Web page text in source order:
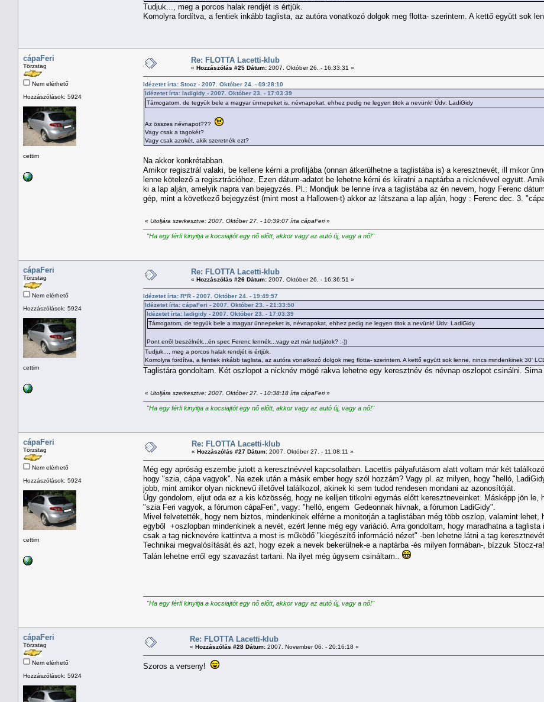
Tudjuk..., meg a porcos halak rendjét is értjük.
Komolyra fordítva, a fentiek inkább taglista, az autóra vonatkozó dolgok meg flotta- szerintem. A kettő együtt sok
cápaFeri
Törzstag
Nem elérhető
Hozzászólások: 5924
cettim
Re: FLOTTA Lacetti-klub
« Hozzászólás #25 Dátum: 2007. Október 26. - 16:33:31 »
Idézetet írta: Stocz - 2007. Október 24. - 09:28:10
Idézetet írta: ladigidy - 2007. Október 23. - 17:03:39
Támogatom, de tegyük bele a magyar ünnepeket is, névnapokat, ehhez pedig ne legyen titok a nevünk! Üdv: LadiGidy
Az összes névnapot???
Vagy csak a tagokét?
Vagy csak azokét, akik szeretnék ezt?
Na akkor konkrétabban.
Amikor regisztrál valaki, be kellene kérni a profiljába (onnan átkerülhetne a taglistába is) a keresztnevét, ill mikor
lenne kötelező a regisztrációhoz. Ezen dátum-adatot be lehetne kérni és kiiratni a naptárba a nicknévvel együtt.
ki a lap alján, amelyik napra van bejegyzés. Pl.: Mondjuk be lenne írva a taglistába az én nevem, hogy Ferenc
gép, mint a következő bejegyzést (mint most a Hallowen-t) akkor az látszana a lap alján, hogy : Ferenc dec. 3.
« Utoljára szerkesztve: 2007. Október 27. - 10:39:07 írta cápaFeri»
"Ha egy férfi kinyitja a kocsiajtót egy nő előtt, akkor vagy az autó új, vagy a nő!"
cápaFeri
Törzstag
Nem elérhető
Hozzászólások: 5924
cettim
Re: FLOTTA Lacetti-klub
« Hozzászólás #26 Dátum: 2007. Október 26. - 16:36:51 »
Idézetet írta: R*R - 2007. Október 24. - 19:49:57
Idézetet írta: cápaFeri - 2007. Október 23. - 21:33:50
Idézetet írta: ladigidy - 2007. Október 23. - 17:03:39
Támogatom, de tegyük bele a magyar ünnepeket is, névnapokat, ehhez pedig ne legyen titok a nevünk! Üdv: LadiGidy
Pont erről beszélnék...én spec Ferenc lennék...vagy ezt már tudjátok? :-))
Tudjuk..., meg a porcos halak rendjét is értjük.
Komolyra fordítva, a fentiek inkább taglista, az autóra vonatkozó dolgok meg flotta- szerintem. A kettő együtt sok lenne, nincs mindenkinek 30'
Taglistára gondoltam. Két oszlopot a nicknév mögé rakva lehetne egy keresztnév és névnap oszlopot csinálni.
« Utoljára szerkesztve: 2007. Október 27. - 10:38:18 írta cápaFeri»
"Ha egy férfi kinyitja a kocsiajtót egy nő előtt, akkor vagy az autó új, vagy a nő!"
cápaFeri
Törzstag
Nem elérhető
Hozzászólások: 5924
cettim
Re: FLOTTA Lacetti-klub
« Hozzászólás #27 Dátum: 2007. Október 27. - 11:08:11 »
Még egy apróság eszembe jutott a keresztnévvel kapcsolatban. Lacettis pályafutásom alatt voltam már két
hogy "szia, cápa vagyok". Na ezek után a másik ember hogy szól hozzám? Vagy pl. az milyen, hogy "helló,
jobb, mint amikor olyan nicknevű illetővel találkozol, akinek ki sem tudod rendesen mondani az azonosítóját.
Úgy gondolom, eljut oda ez a kis közösség, hogy ne kelljen titkolni egymás előtt keresztneveinket. Másképp jön
"szia Feri vagyok, a fórumon cápaFeri", vagy: "helló, engem Gedeonnak hívnak, a fórumon LadiGidy".
Mivel felvetették, hogy nem biztos, mindenkinek elférne a monitorján a taglistában még több oszlop, valamint
egyből +oszlopban mindenkinek a nevét, ezért lenne még egy variáció. Arra gondoltam, hogy maradhatna a
csak a tag nicknevére kattintva a most is működő "kiegészítő információ nézet" -ben lehetne látni a tag
Technikai megvalósítását és azt, hogy ezek a nevek bekerülnek-e a naptárba -és milyen formában-, bízzuk Stocz-ra!
Talán lehetne erről egy szavazást tartani. Na ilyet még úgysem csináltam..
"Ha egy férfi kinyitja a kocsiajtót egy nő előtt, akkor vagy az autó új, vagy a nő!"
cápaFeri
Törzstag
Nem elérhető
Hozzászólások: 5924
Re: FLOTTA Lacetti-klub
« Hozzászólás #28 Dátum: 2007. November 06. - 20:16:18 »
Szoros a verseny!